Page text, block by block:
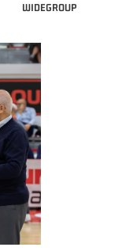
WIDEGROUP